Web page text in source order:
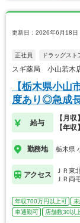
更新日：2026年6月18日
正社員 ドラッグスト
スギ薬局 小山若木
【栃木県小
度あり◎急成
給与
【月
【年
勤務地 栃木県
アクセス
ＪＲ東
ＪＲ両
年収700万円以上可
車通勤可
店舗数30以